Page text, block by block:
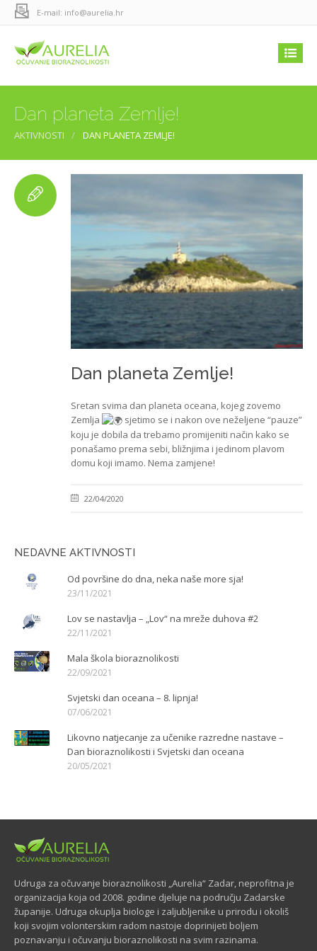
E-mail: info@aurelia.hr
Dan planeta Zemlje!
AKTIVNOSTI DAN PLANETA ZEMLJE!
Dan planeta Zemlje!
Sretan svima dan planeta oceana, kojeg zovemo
Zemlja
sjetimo se i nakon ove neželjene “pauze”
koju je dobila da trebamo promijeniti način kako se
ponašamo prema sebi, bližnjima i jedinom plavom
domu koji imamo. Nema zamjene!
22/04/2020
NEDAVNE AKTIVNOSTI
Od površine do dna, neka naše more sja!
23/11/2021
Lov se nastavlja – „Lov“ na mreže duhova #2
22/11/2021
Mala škola bioraznolikosti
22/09/2021
Svjetski dan oceana – 8. lipnja!
07/06/2021
Likovno natjecanje za učenike razredne nastave –
Dan bioraznolikosti i Svjetski dan oceana
20/05/2021
Udruga za očuvanje bioraznolikosti „Aurelia“ Zadar, neprofitna je
organizacija koja od 2008. godine djeluje na području Zadarske
županije. Udruga okuplja biologe i zaljubljenike u prirodu i okoliš
koji svojim volonterskim radom nastoje doprinijeti boljem
poznavanju i očuvanju bioraznolikosti na svim razinama.